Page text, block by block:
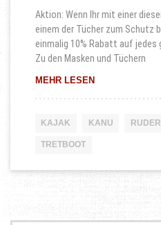
Aktion: Wenn Ihr mit einer
einem der Tücher zum Schutz
einmalig 10% Rabatt auf
Zu den Masken und Tüchern
MEHR LESEN10% RABATT
KAJAK KANU
TRETBOOT